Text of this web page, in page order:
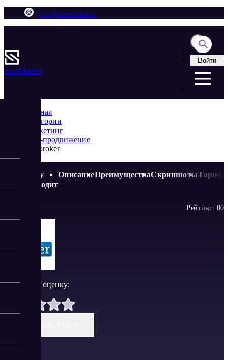
info@saasmarket.ru
SaasMarket
Войти
Главная
Категории
Маркетинг
SEO-продвижение
Textbroker
Кому
подходит
ОписаниеПреимуществаСкриншотыТариф
Рейтинг: 00
Поставить оценку: